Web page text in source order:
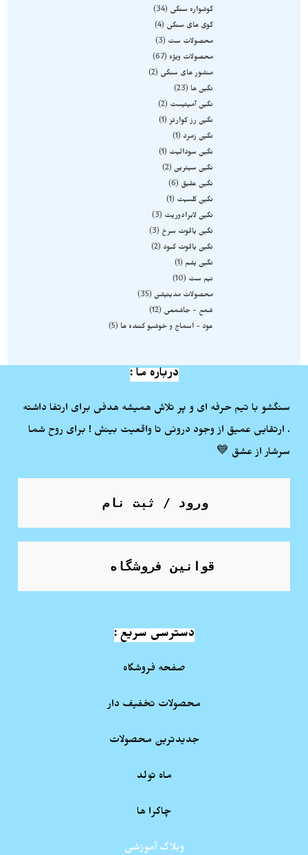
گوشواره سنگی
34
گوی های سنگی
4
محصولات ست
3
محصولات ویژه
67
منشور های سنگی
2
نگین ها
23
نگین آمیتیست
2
نگین رز کوارتز 1
نگین زمرد
1
نگین سودالیت
1
نگین سیترین 2
نگین عقیق
6
نگین کلسیت
1
نگین لابرادوریت
3
نگین یاقوت سرخ
3
نگین یاقوت کبود
2
نگین یشم
1
نیم ست
10
محصولات مدیتیشن 35
شمع - جاشمعی
12
عود - اسماج و خوشبو کننده ها
5
درباره ما :
سنگشو با تیم حرفه ای و پر تلاش همیشه هدفی برای ارتفا داشته
. ارتقایی عمیق از وجود درونی تا واقعیت بینش ! برای روح شما
سرشار از عشق 💙
ورود / ثبت نام
قوانین فروشگاه
دسترسی سریع :
صفحه فروشگاه
محصولات تخفیف دار
جدیدترین محصولات
ماه تولد
چاکرا ها
وبلاگ آموزشی